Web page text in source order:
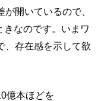
開いているので、
なのです。いまワ
、存在感を示して欲
億本ほどを